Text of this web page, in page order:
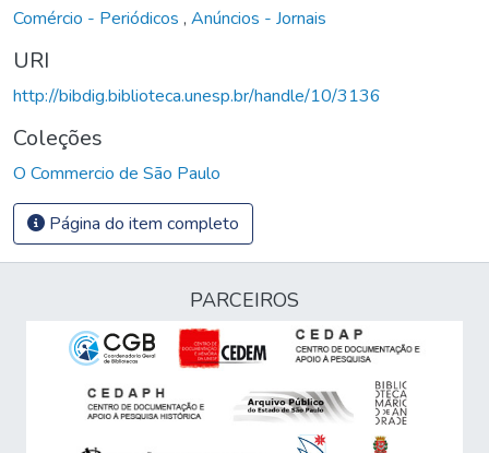
Comércio - Periódicos , Anúncios - Jornais
URI
http://bibdig.biblioteca.unesp.br/handle/10/3136
Coleções
O Commercio de São Paulo
Página do item completo
PARCEIROS